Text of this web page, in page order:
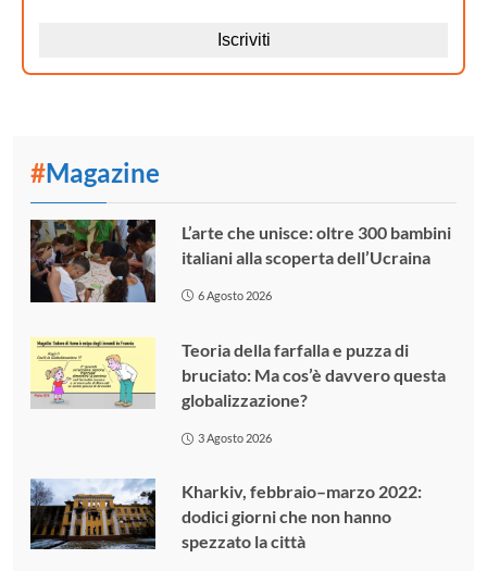
#Magazine
L’arte che unisce: oltre 300 bambini
italiani alla scoperta dell’Ucraina
6 Agosto 2026
Teoria della farfalla e puzza di
bruciato: Ma cos’è davvero questa
globalizzazione?
3 Agosto 2026
Kharkiv, febbraio–marzo 2022:
dodici giorni che non hanno
spezzato la città